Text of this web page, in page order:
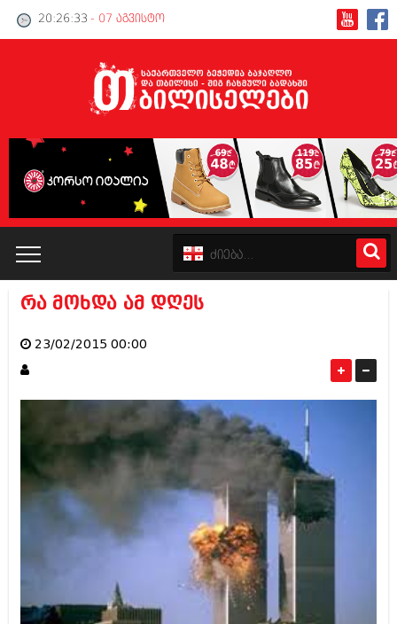
20:26:34 - 07 აგვისტო
პოლიტიკა
ინტერვიუები
მოდი, ვილაპარაკოთ
კატალოგი
საზოგადოება
მოდი, ვილაპარაკოთ
მოდა + დიზაინი
რა მოხდა ამ დღეს
23/02/2015 00:00